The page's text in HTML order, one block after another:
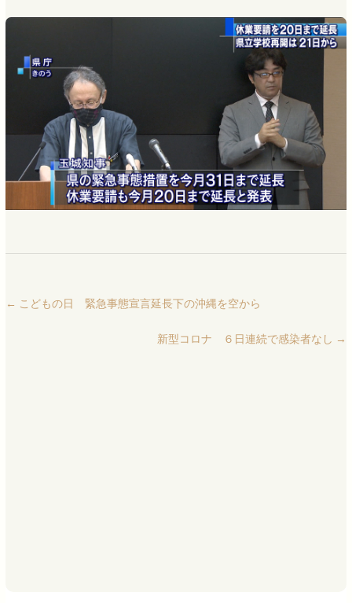
← こどもの日 緊急事態宣言延長下の沖縄を空から
新型コロナ ６日連続で感染者なし →